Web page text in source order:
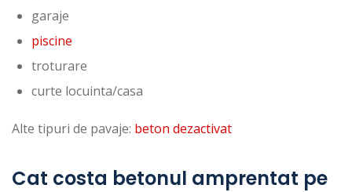
garaje
piscine
troturare
curte locuinta/casa
Alte tipuri de pavaje: beton dezactivat
Cat costa betonul amprentat pe